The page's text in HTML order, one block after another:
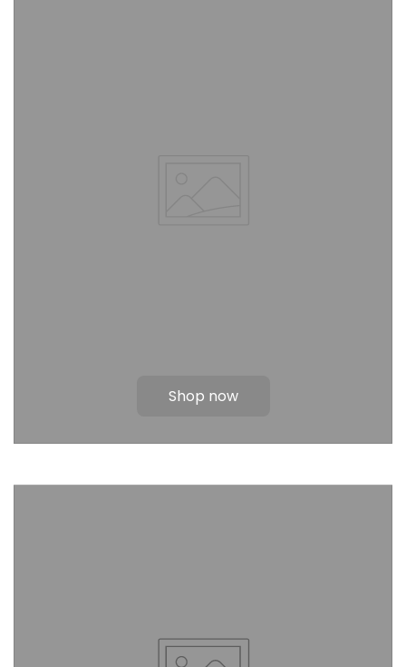
Shop now